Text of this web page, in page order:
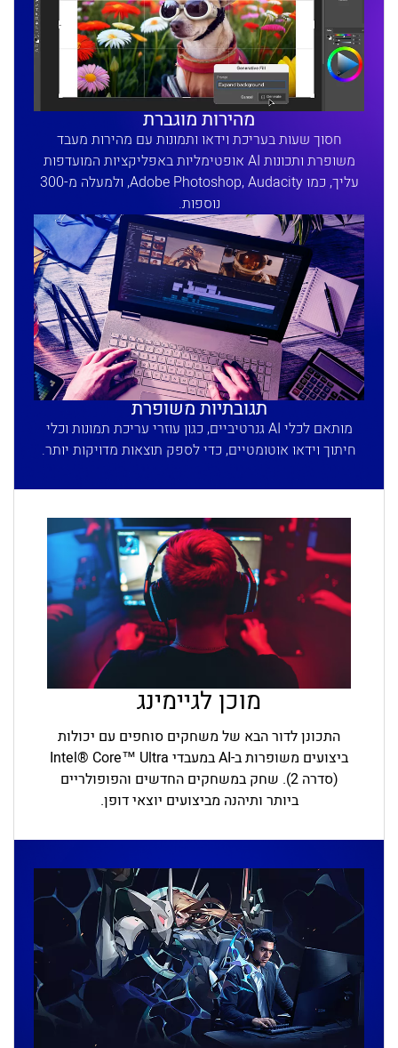
מהירות מוגברת
חסוך שעות בעריכת וידאו ותמונות עם מהירות מעבד
משופרת ותכונות AI אופטימליות באפליקציות המועדפות
עליך, כמו Adobe Photoshop, Audacity, ולמעלה מ-300
נוספות.
תגובתיות משופרת
מותאם לכלי AI גנרטיביים, כגון עוזרי עריכת תמונות וכלי
חיתוך וידאו אוטומטיים, כדי לספק תוצאות מדויקות יותר.
מוכן לגיימינג
התכונן לדור הבא של משחקים סוחפים עם יכולות
ביצועים משופרות ב-AI במעבדי Intel® Core™ Ultra
(סדרה 2). שחק במשחקים החדשים והפופולריים
ביותר ותיהנה מביצועים יוצאי דופן.